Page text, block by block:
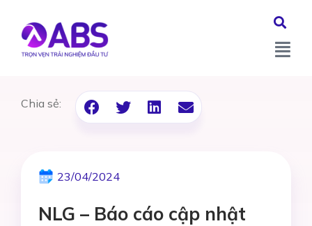
Chia sẻ:
23/04/2024
NLG – Báo cáo cập nhật